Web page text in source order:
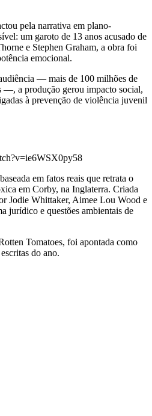
pela narrativa em plano-
um garoto de 13 anos acusado de
e Stephen Graham, a obra foi
emocional.
— mais de 100 milhões de
—, a produção gerou impacto social,
à prevenção de violência juvenil
em fatos reais que retrata o
em Corby, na Inglaterra. Criada
Jodie Whittaker, Aimee Lou Wood e
jurídico e questões ambientais de
Tomatoes, foi apontada como
do ano.